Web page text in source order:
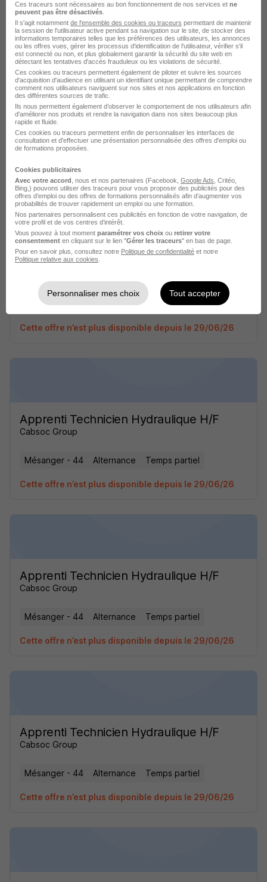
Cette offre n’est plus disponible depuis le 29/06/26
Apprenti Technicien Hydraulique H/F
Cabsoc Group
Mésanger - 44 Alternance
Cette offre n’est plus disponible depuis le 29/06/26
Apprenti Technicien Hydraulique H/F
Mésanger - 44 Alternance Temps partiel
Cette offre n’est plus disponible depuis le 29/06/26
Apprenti Technicien Hydraulique H/F
Cabsoc Group
Mésanger - 44 Alternance Temps partiel
Cette offre n’est plus disponible depuis le 29/06/26
Apprenti Technicien Hydraulique H/F
Cabsoc Group
Mésanger - 44 Alternance Temps partiel
Cette offre n’est plus disponible depuis le 29/06/26
Apprenti Technicien Hydraulique H/F
Cabsoc Group
Mésanger - 44 Alternance Temps partiel
Cette offre n’est plus disponible depuis le 29/06/26
Ces traceurs sont nécessaires au bon fonctionnement de nos services et ne
peuvent pas être désactivés
Il s'agit notamment de l'ensemble des cookies ou traceurs permettant de maintenir
la session de l'utilisateur active pendant sa navigation sur le site, de stocker des
informations temporaires telles que les préférences des utilisateurs, les annonces
ou les offres vues, gérer les processus d'identification de l'utilisateur, vérifier s'il
est connecté ou non, et plus globalement garantir la sécurité du site web en
détectant les tentatives d'accès frauduleux ou les violations de sécurité.
Ces cookies ou traceurs permettent également de piloter et suivre les sources
d'acquisition d'audience en utilisant un identifiant unique permettant de comprendre
comment nos utilisateurs naviguent sur nos sites et nos applications en fonction
des différentes sources de trafic.
Ils nous permettent également d’observer le comportement de nos utilisateurs afin
d'améliorer nos produits et rendre la navigation dans nos sites beaucoup plus
rapide et fluide.
Ces cookies ou traceurs permettent enfin de personnaliser les interfaces de
consultation et d'effectuer une présentation personnalisée des offres d'emploi ou
de formations proposées.
Cookies publicitaires
Avec votre accord , nous et nos partenaires (Facebook, Google Ads , Critéo,
Bing,) pouvons utiliser des traceurs pour vous proposer des publicités pour des
offres d’emploi ou des offres de formations personnalisés afin d’augmenter vos
probabilités de trouver rapidement un emploi ou une formation.
Nos partenaires personnalisent ces publicités en fonction de votre navigation, de
votre profil et de vos centres d’intérêt.
Vous pouvez à tout moment paramétrer vos choix ou retirer votre
consentement en cliquant sur le lien "Gérer les traceurs" en bas de page.
Pour en savoir plus, consultez notre Politique de confidentialité et notre
Politique relative aux cookies
Personnaliser mes choix Tout accepter